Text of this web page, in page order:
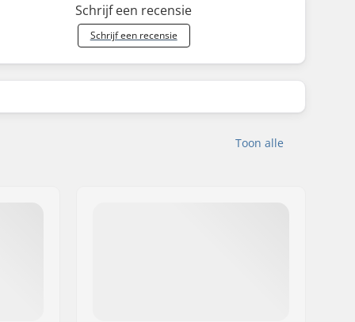
Schrijf een recensie
Schrijf een recensie
Toon alle